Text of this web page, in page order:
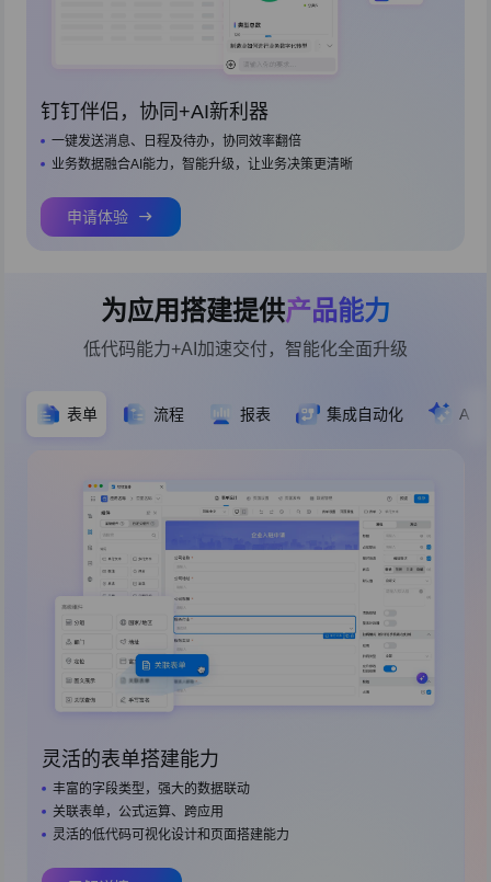
钉钉伴侣，协同+AI新利器
一键发送消息、日程及待办，协同效率翻倍
业务数据融合AI能力，智能升级，让业务决策更清晰
申请体验
为应用搭建提供产品能力
低代码能力+AI加速交付，智能化全面升级
表单 流程 报表 集成自动化 AI
灵活的表单搭建能力
丰富的字段类型，强大的数据联动
关联表单，公式运算、跨应用
灵活的低代码可视化设计和页面搭建能力